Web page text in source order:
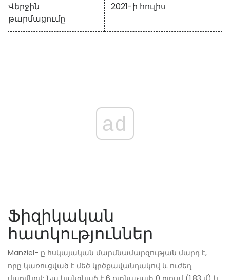
Վերջին
թարմացումը
2021-ի հուլիս
ad
Ֆիզիկական
հատկություններ
Manziel- ը հսկայական մարմնամարզության մարդ է,
որը կառուցված է մեծ կրծքավանդակով և ուժեղ